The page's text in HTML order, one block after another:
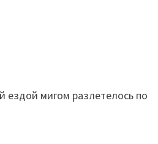
ездой мигом разлетелось по